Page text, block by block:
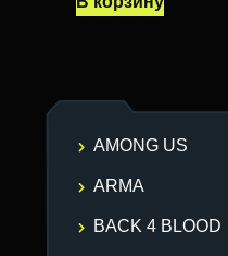
AMONG US
ARMA
BACK 4 BLOOD